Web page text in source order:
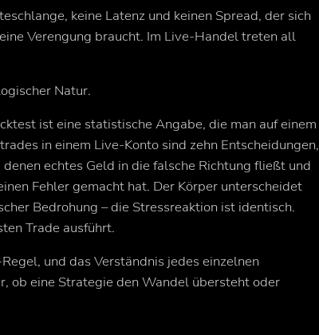
keine Latenz und keinen Spread, der sich
Verengung braucht. Im Live-Handel treten all
Natur.
ist eine statistische Angabe, die man auf einem
in einem Live-Konto sind zehn Entscheidungen,
echtes Geld in die falsche Richtung fließt und
Fehler gemacht hat. Der Körper unterscheidet
Bedrohung – die Stressreaktion ist identisch.
Trade ausführt.
und das Verständnis jedes einzelnen
ob eine Strategie den Wandel übersteht oder